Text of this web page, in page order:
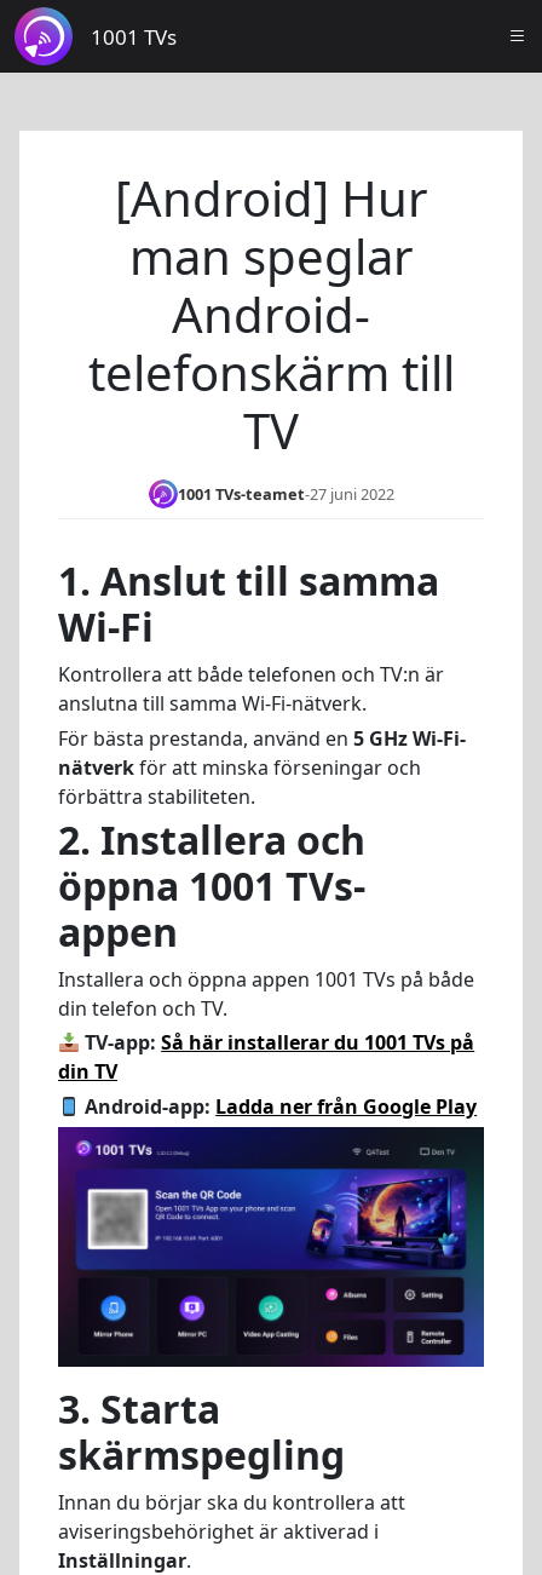
1001 TVs
[Android] Hur
man speglar
Android-
telefonskärm till
TV
1001 TVs-teamet-27 juni 2022
1. Anslut till samma
Wi-Fi
Kontrollera att både telefonen och TV:n är
anslutna till samma Wi-Fi-nätverk.
För bästa prestanda, använd en 5 GHz Wi-Fi-
nätverkför att minska förseningar och
förbättra stabiliteten.
2. Installera och
öppna 1001 TVs-
appen
Installera och öppna appen 1001 TVs på både
din telefon och TV.
TV-app: Så här installerar du 1001 TVs på
din TV
Android-app: Ladda ner från Google Play
3. Starta
skärmspegling
Innan du börjar ska du kontrollera att
aviseringsbehörighet är aktiverad i
Inställningar.